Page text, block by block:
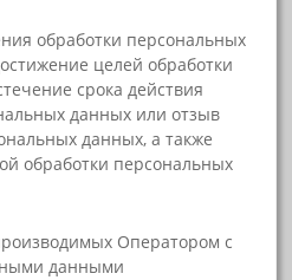
обработки персональных
целей обработки
срока действия
данных или отзыв
данных, а также
обработки персональных
Оператором с
данными